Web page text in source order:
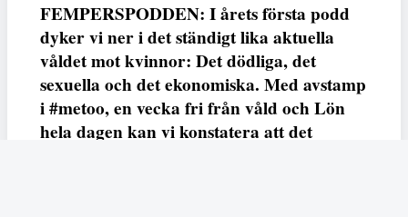
FEMPERSPODDEN: I årets första podd
dyker vi ner i det ständigt lika aktuella
våldet mot kvinnor: Det dödliga, det
sexuella och det ekonomiska. Med avstamp
i #metoo, en vecka fri från våld och Lön
hela dagen kan vi konstatera att det